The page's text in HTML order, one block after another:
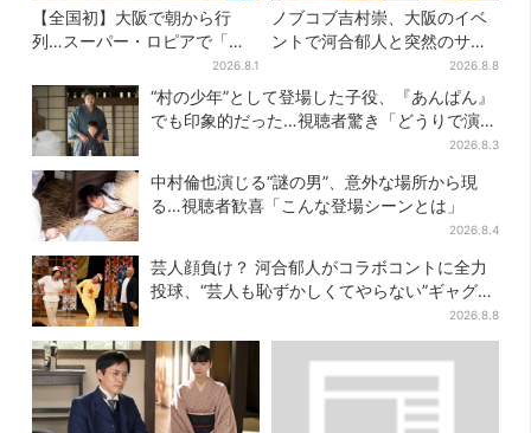
【全国初】大阪で朝から行
列…スーパー・ロピアで「ど
デカ抽選会」、開始30分で“1
等黒毛和牛”の当選も
2026.8.1
ノブコブ吉村崇、大阪のイベ
ントで河合郁人と突然のサシ
トーク…名物プロデューサー
の“無茶振り”に混乱「狂って
る！」
2026.8.8
“村の少年”として登場した子役、『あんぱん』
でも印象的だった…視聴者驚き「どうりで演技
2026.8.3
中村倫也演じる“謎の男”、意外な場所から現
る…視聴者歓喜「こんな登場シーンとは」
2026.8.4
芸人顔負け？ 河合郁人がコラボコントに全力
投球、“芸人も恥ずかしくてやらない”ギャグに
2026.8.8